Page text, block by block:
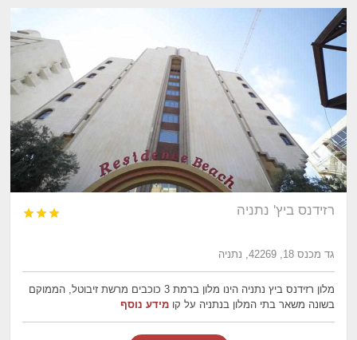
רזידנס ביץ' נתניה 


גד מכנס 18, 42269, נתניה
מלון רזידנס ביץ נתניה הינו מלון ברמת 3 כוכבים מרשת זיבוטל, הממוקם
בשונה משאר בתי המלון בנתניה על קומידע נוסף